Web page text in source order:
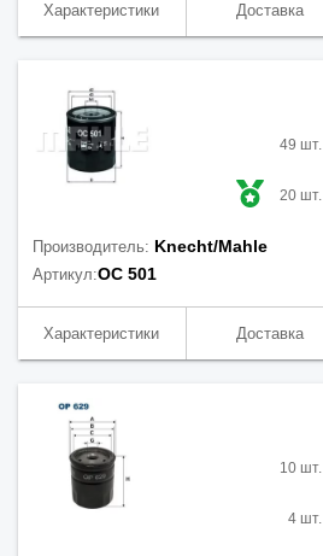
Характеристики Доставка
49 шт.
20 шт.
Производитель: Knecht/Mahle
Артикул:OC 501
Характеристики Доставка
10 шт.
4 шт.